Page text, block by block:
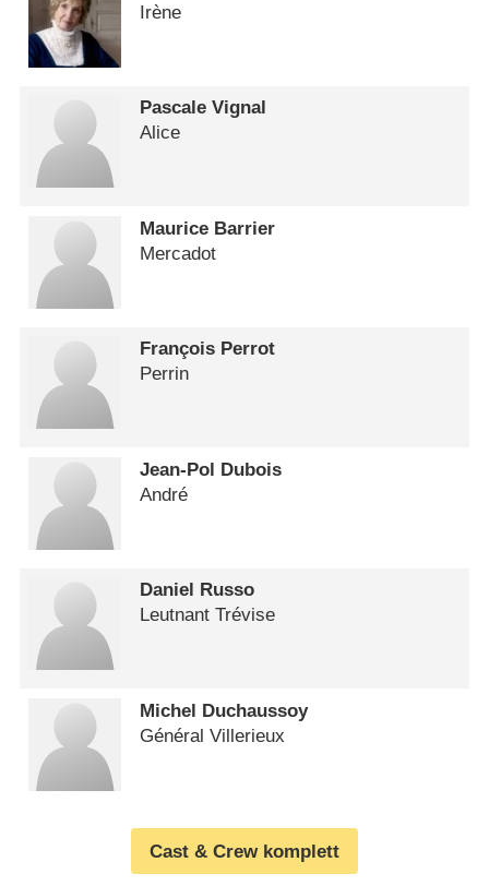
Irène
Pascale Vignal
Alice
Maurice Barrier
Mercadot
François Perrot
Perrin
Jean-Pol Dubois
André
Daniel Russo
Leutnant Trévise
Michel Duchaussoy
Général Villerieux
Cast & Crew komplett